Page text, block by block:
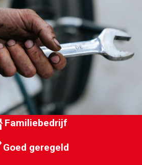
Familiebedrijf
Goed geregeld